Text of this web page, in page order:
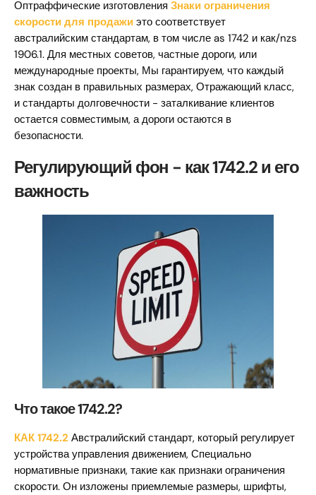
Оптраффические изготовления Знаки ограничения
скорости для продажи это соответствует
австралийским стандартам, в том числе as 1742 и как/nzs
1906.1. Для местных советов, частные дороги, или
международные проекты, Мы гарантируем, что каждый
знак создан в правильных размерах, Отражающий класс,
и стандарты долговечности - заталкивание клиентов
остается совместимым, а дороги остаются в
безопасности.
Регулирующий фон - как 1742.2 и его
важность
Что такое 1742.2?
КАК 1742.2 Австралийский стандарт, который регулирует
устройства управления движением, Специально
нормативные признаки, такие как признаки ограничения
скорости. Он изложены приемлемые размеры, шрифты,